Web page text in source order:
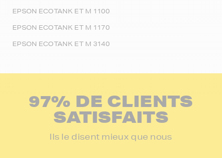
EPSON ECOTANK ET M 1100
EPSON ECOTANK ET M 1170
EPSON ECOTANK ET M 3140
97% DE CLIENTS
SATISFAITS
Ils le disent mieux que nous